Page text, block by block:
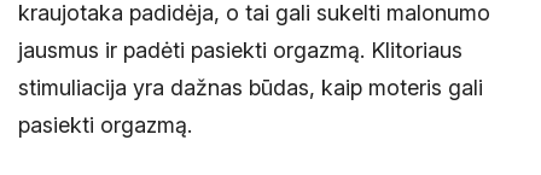
kraujotaka padidėja, o tai gali sukelti malonumo
jausmus ir padėti pasiekti orgazmą. Klitoriaus
stimuliacija yra dažnas būdas, kaip moteris gali
pasiekti orgazmą.